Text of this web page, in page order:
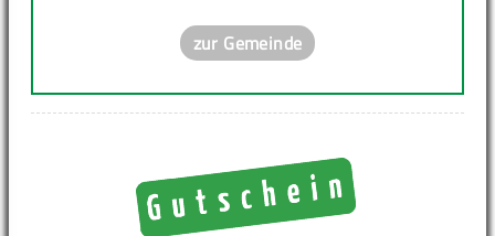
zur Gemeinde